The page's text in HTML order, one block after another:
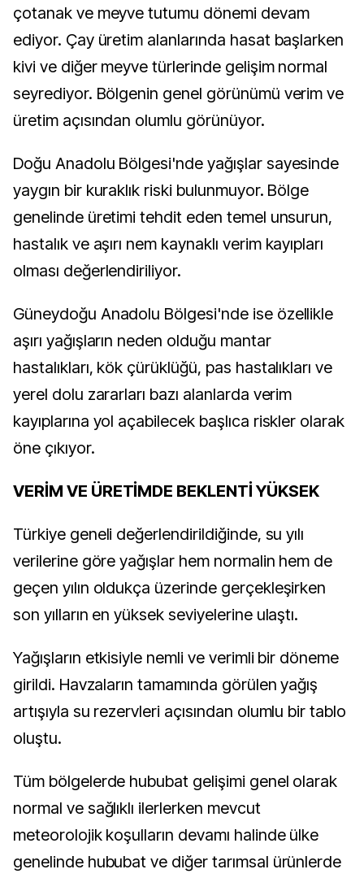
çotanak ve meyve tutumu dönemi devam
ediyor. Çay üretim alanlarında hasat başlarken
kivi ve diğer meyve türlerinde gelişim normal
seyrediyor. Bölgenin genel görünümü verim ve
üretim açısından olumlu görünüyor.
Doğu Anadolu Bölgesi'nde yağışlar sayesinde
yaygın bir kuraklık riski bulunmuyor. Bölge
genelinde üretimi tehdit eden temel unsurun,
hastalık ve aşırı nem kaynaklı verim kayıpları
olması değerlendiriliyor.
Güneydoğu Anadolu Bölgesi'nde ise özellikle
aşırı yağışların neden olduğu mantar
hastalıkları, kök çürüklüğü, pas hastalıkları ve
yerel dolu zararları bazı alanlarda verim
kayıplarına yol açabilecek başlıca riskler olarak
öne çıkıyor.
VERİM VE ÜRETİMDE BEKLENTİ YÜKSEK
Türkiye geneli değerlendirildiğinde, su yılı
verilerine göre yağışlar hem normalin hem de
geçen yılın oldukça üzerinde gerçekleşirken
son yılların en yüksek seviyelerine ulaştı.
Yağışların etkisiyle nemli ve verimli bir döneme
girildi. Havzaların tamamında görülen yağış
artışıyla su rezervleri açısından olumlu bir tablo
oluştu.
Tüm bölgelerde hububat gelişimi genel olarak
normal ve sağlıklı ilerlerken mevcut
meteorolojik koşulların devamı halinde ülke
genelinde hububat ve diğer tarımsal ürünlerde